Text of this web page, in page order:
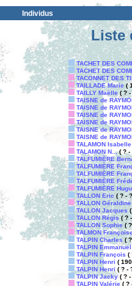
Individus
Liste
TACHET DES
TACHET DES
TACONNET DES
TAILLADE Marie(
TAILLY Maëlle( ? -
TAISNE de
TAISNE de
TAISNE de
TAISNE de
TAISNE de
TAISNE de
TALAMON Isabelle
TALAMON N...( ? -
TALFUMIÈRE
TALFUMIÈRE
TALFUMIÈRE
TALFUMIÈRE
TALFUMIÈRE
TALLON Eric ( ? -
TALLON Géraldine
TALLON Jacques(
TALLON Régis( ? -
TALLON Sophie (
TALMON
TALPIN Charles( ?
TALPIN Emmanuel
TALPIN François (
TALPIN Henri (
TALPIN Henri ( ? -
TALPIN Jacky( ? -
TALPIN Valérie( ?